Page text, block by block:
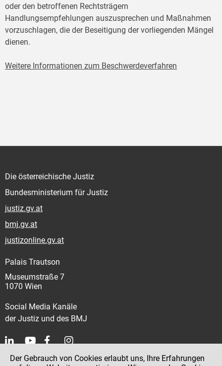
oder den betroffenen Rechtsträgern
Handlungsempfehlungen auszusprechen und Maßnahmen
vorzuschlagen, die der Beseitigung der vorliegenden Mängel
dienen.
Weitere Informationen zum Beschwerdeverfahren
Die österreichische Justiz
Bundesministerium für Justiz
justiz.gv.at
bmj.gv.at
justizonline.gv.at
Palais Trautson
Museumstraße 7
1070 Wien
Social Media Kanäle
der Justiz und des BMJ
Kontakt
Der Gebrauch von Cookies erlaubt uns, Ihre Erfahrungen